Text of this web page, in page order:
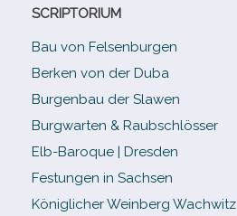
SCRIPTORIUM
Bau von Felsenburgen
Berken von der Duba
Burgenbau der Slawen
Burgwarten & Raubschlösser
Elb-​Baroque | Dresden
Festungen in Sachsen
Königlicher Weinberg Wachwitz